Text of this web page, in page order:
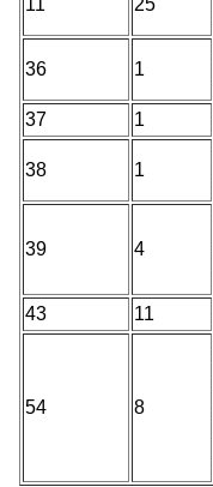
11 25
36 1
37
1
38 1
39 4
43
11
54 8